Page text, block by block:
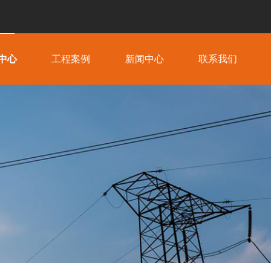
心 工程案例 新闻中心 联系我们